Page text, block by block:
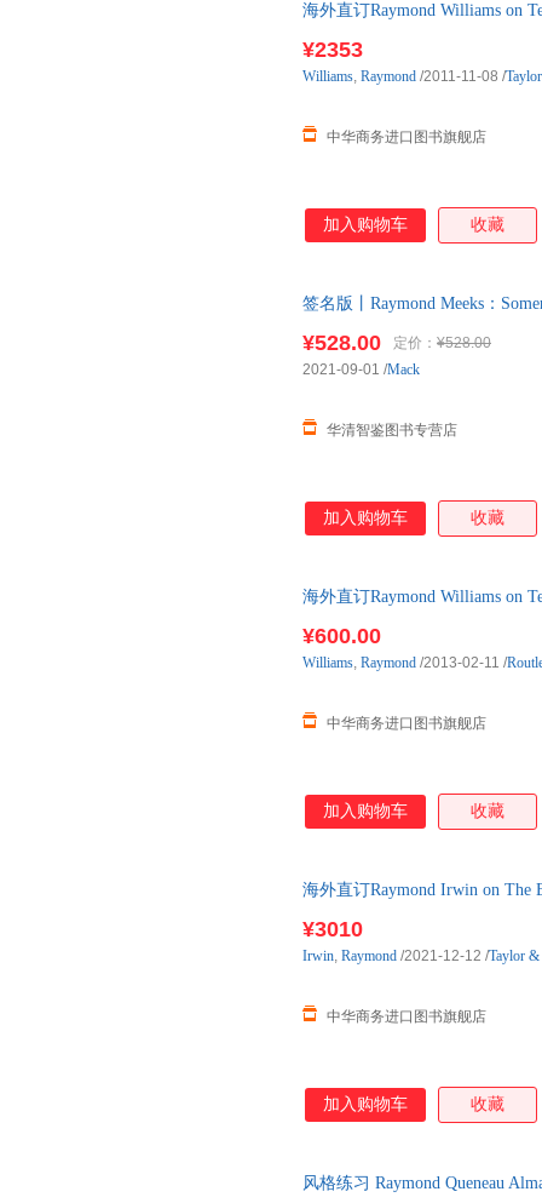
海外直订Raymond Williams on
¥2353
中华商务进口图书旗舰店
Williams, Raymond /2011-11-08 /
加入购物车 收藏
签名版丨Raymond Meeks：
¥528.00 定价： ¥528.00
华清智鉴图书专营店
2021-09-01 /Mack
加入购物车 收藏
海外直订Raymond Williams on
¥600.00
中华商务进口图书旗舰店
Williams, Raymond /2013-02-11 /
加入购物车 收藏
海外直订Raymond Irwin on
¥3010
中华商务进口图书旗舰店
Irwin, Raymond /2021-12-12 /Taylor
加入购物车 收藏
风格练习 Raymond Queneau